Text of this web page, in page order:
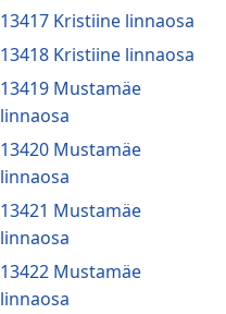
13417 Kristiine linnaosa
13418 Kristiine linnaosa
13419 Mustamäe
linnaosa
13420 Mustamäe
linnaosa
13421 Mustamäe
linnaosa
13422 Mustamäe
linnaosa